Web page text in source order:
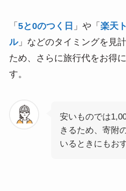
「 5と0のつく日 」や「 楽天
ル」などのタイミングを見
ため、さらに旅行代をお得
す。
安いものでは
きるため、寄附
いるときにもお